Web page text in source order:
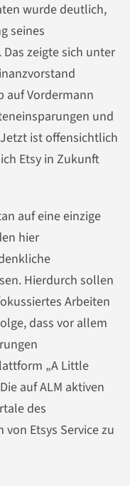
wurde deutlich,
seines
zeigte sich unter
auf Vordermann
und
ist offensichtlich
Etsy in Zukunft
auf eine einzige
hier
Hierdurch sollen
Arbeiten
dass vor allem
„A Little
auf ALM aktiven
des
Etsys Service zu